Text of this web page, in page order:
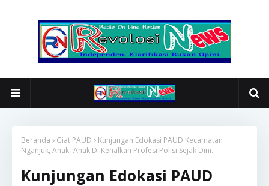
Beranda Giat PAUD
Kunjungan Edokasi PAUD Kecamatan
Nganjuk, Anak- Anak Di Kenalkan Profesi Polisi Sejak Dini.
Kunjungan Edokasi PAUD